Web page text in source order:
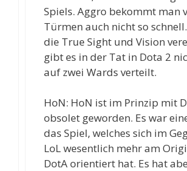
Spiels. Aggro bekommt man
Türmen auch nicht so
die True Sight und Vision
gibt es in der Tat in Dota 2
auf zwei Wards verteilt.
HoN: HoN ist im Prinzip mit
obsolet geworden. Es war
das Spiel, welches sich im
LoL wesentlich mehr am
DotA orientiert hat. Es hat